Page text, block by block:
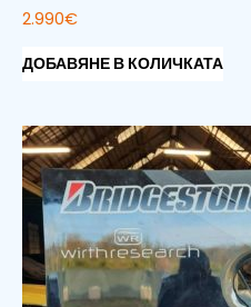
2.990€
ДОБАВЯНЕ В КОЛИЧКАТА